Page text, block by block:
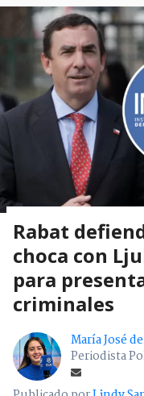
Rabat
choca con
para
criminales
María José
Periodista